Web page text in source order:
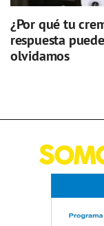
¿Por qué tu
respuesta
olvidamos